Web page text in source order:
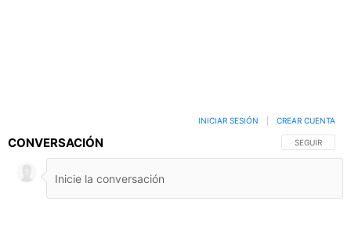
CONVERSACIÓN SIGA ESTA
SEGUIR
INICIAR SESIÓN CREAR CUENTA